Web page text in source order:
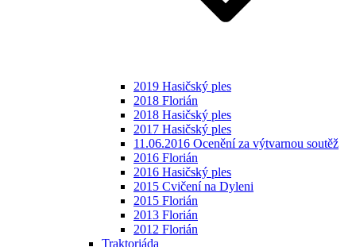
2019 Hasičský ples
2018 Florián
2018 Hasičský ples
2017 Hasičský ples
11.06.2016 Ocenění za výtvarnou soutěž
2016 Florián
2016 Hasičský ples
2015 Cvičení na Dyleni
2015 Florián
2013 Florián
2012 Florián
Traktoriáda